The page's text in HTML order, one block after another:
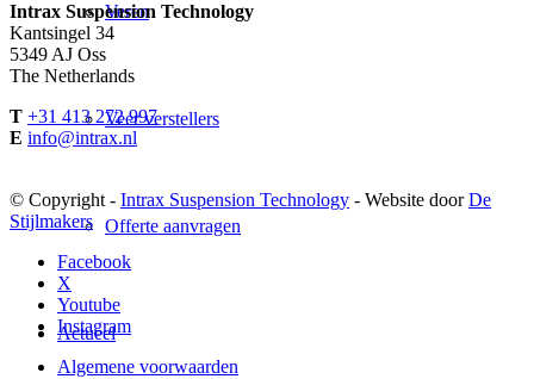
Veren
Veer verstellers
Offerte aanvragen
Actueel
Intrax Suspension Technology
Kantsingel 34
5349 AJ Oss
The Netherlands
T +31 413 272 997
E info@intrax.nl
© Copyright - Intrax Suspension Technology - Website doorDe
Stijlmakers
Facebook
X
Youtube
Instagram
Algemene voorwaarden